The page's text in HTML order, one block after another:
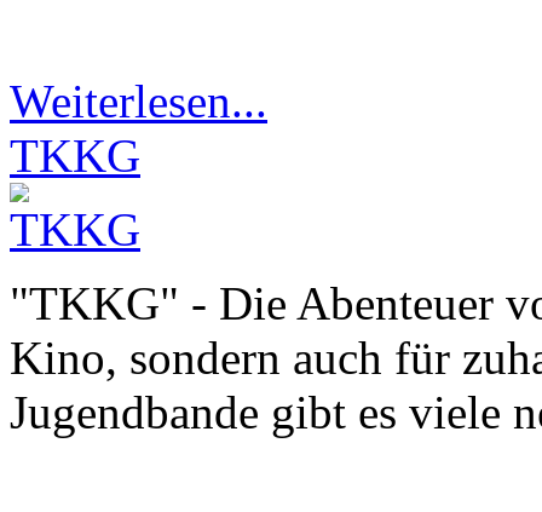
Weiterlesen...
TKKG
"TKKG" - Die Abenteuer
Kino, sondern auch für
Jugendbande gibt es viele